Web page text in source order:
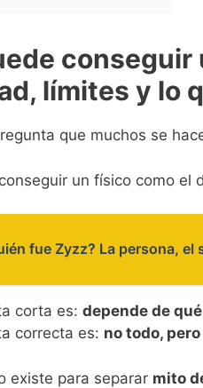
límites y lo
que muchos se
un físico como el
fue Zyzz? La persona,
corta es: depende de
correcta es: no todo,
existe para separar mito